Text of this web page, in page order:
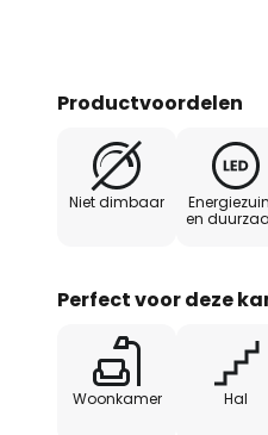
Productvoordelen
Niet dimbaar
en
Perfect voor deze
Woonkamer Hal